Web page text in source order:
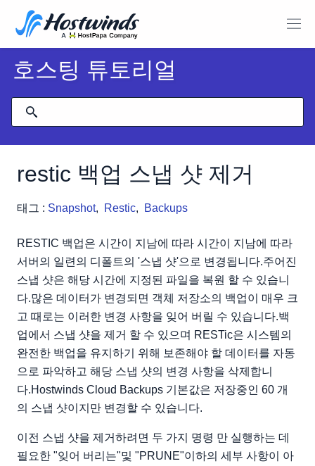
호스팅 튜토리얼
restic 백업 스냅 샷 제거
태그 : Snapshot, Restic, Backups
RESTIC 백업은 시간이 지남에 따라 시간이 지남에 따라
서버의 일련의 디폴트의 '스냅 샷'으로 변경됩니다.주어진
스냅 샷은 해당 시간에 지정된 파일을 복원 할 수 있습니
다.많은 데이터가 변경되면 객체 저장소의 백업이 매우 크
고 때로는 이러한 변경 사항을 잊어 버릴 수 있습니다.백
업에서 스냅 샷을 제거 할 수 있으며 RESTic은 시스템의
완전한 백업을 유지하기 위해 보존해야 할 데이터를 자동
으로 파악하고 해당 스냅 샷의 변경 사항을 삭제합니
다.Hostwinds Cloud Backups 기본값은 저장중인 60 개
의 스냅 샷이지만 변경할 수 있습니다.
이전 스냅 샷을 제거하려면 두 가지 명령 만 실행하는 데
필요한 "잊어 버리는"및 "PRUNE"이하의 세부 사항이 아